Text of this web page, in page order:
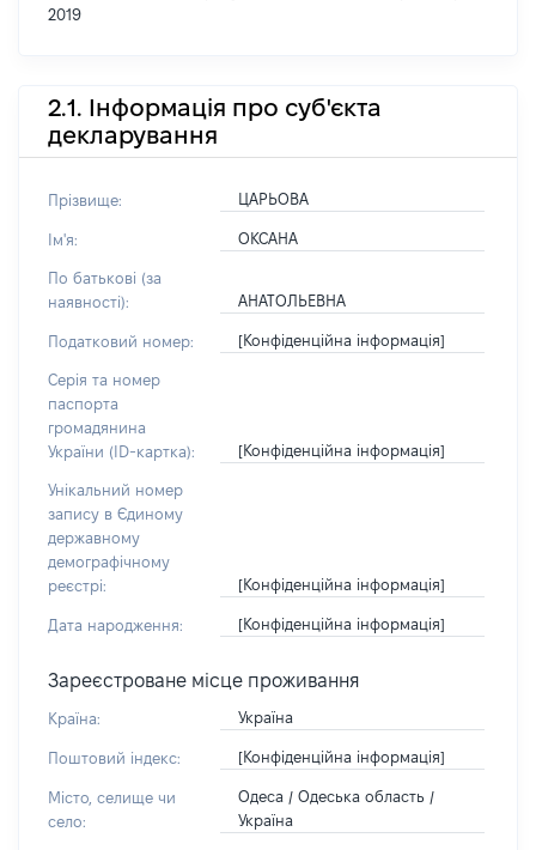
2019
2.1. Інформація про суб'єкта
декларування
Прізвище: ЦАРЬОВА
Ім'я: ОКСАНА
По батькові (за
наявності):
АНАТОЛЬЕВНА
Податковий номер: [Конфіденційна інформація]
Серія та номер
паспорта
громадянина
України (ID-картка):
[Конфіденційна інформація]
Унікальний номер
запису в Єдиному
державному
демографічному
реєстрі:
[Конфіденційна інформація]
Дата народження: [Конфіденційна інформація]
Зареєстроване місце проживання
Країна: Україна
Поштовий індекс: [Конфіденційна інформація]
Місто, селище чи
село:
Одеса / Одеська область /
Україна